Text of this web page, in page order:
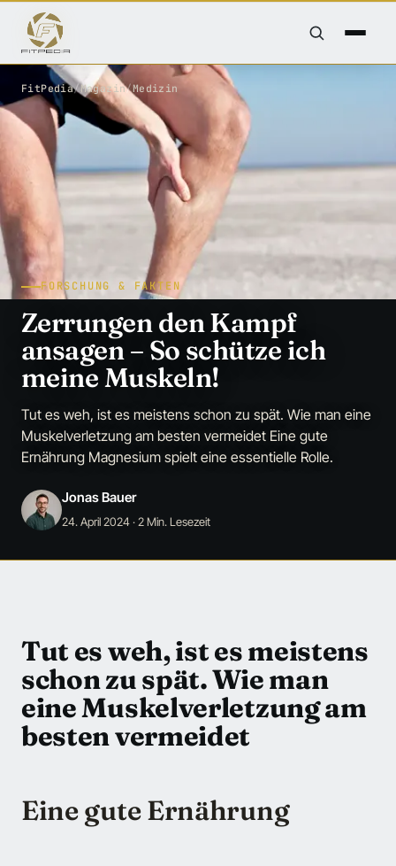
FitPedia/ Magazin/Medizin
FORSCHUNG & FAKTEN
Zerrungen den Kampf
ansagen – So schütze ich
meine Muskeln!
Tut es weh, ist es meistens schon zu spät. Wie man eine
Muskelverletzung am besten vermeidet Eine gute
Ernährung Magnesium spielt eine essentielle Rolle.
Jonas Bauer
24. April 2024· 2 Min. Lesezeit
Tut es weh, ist es meistens
schon zu spät. Wie man
eine Muskelverletzung am
besten vermeidet
Eine gute Ernährung